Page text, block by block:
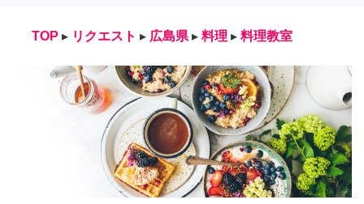
TOP ▸ リクエスト ▸ 広島県 ▸ 料理 ▸ 料理教室